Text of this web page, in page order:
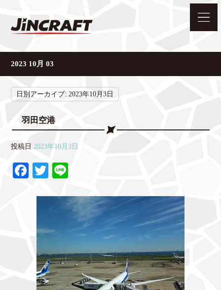
2023 10月 03
日別アーカイブ:2023年10月3日
羽田空港
投稿日 2023年10月3日
Fa
bo
T
tte